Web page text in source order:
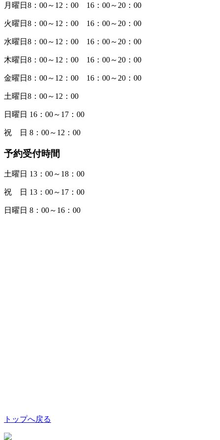
月曜日8：00～12：00 16：00～20：00
火曜日8：00～12：00 16：00～20：00
水曜日8：00～12：00 16：00～20：00
木曜日8：00～12：00 16：00～20：00
金曜日8：00～12：00 16：00～20：00
土曜日8：00～12：00
日曜日 16：00～17：00
祝 日 8：00～12：00
予約受付時間
土曜日 13：00～18：00
祝 日 13：00～17：00
日曜日 8：00～16：00
トップへ戻る